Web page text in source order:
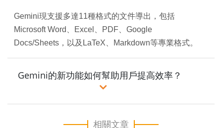
Gemini現支援多達11種格式的文件導出，包括
Microsoft Word、Excel、PDF、Google
Docs/Sheets，以及LaTeX、Markdown等專業格式。
Gemini的新功能如何幫助用戶提高效率？
相關文章